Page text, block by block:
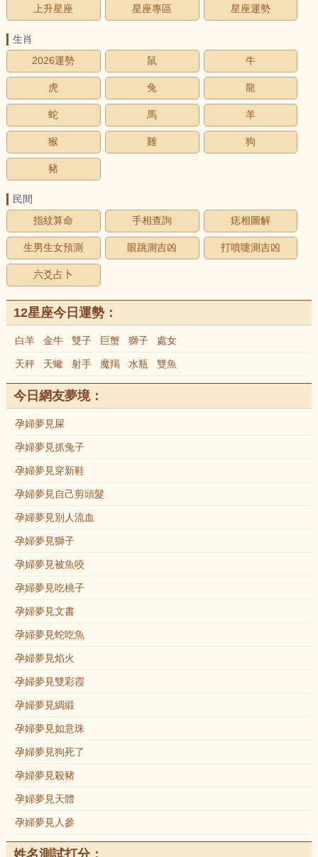
上升星座 星座專區 星座運勢
生肖
2026運勢
鼠 牛
虎 兔 龍
蛇 馬 羊
猴 雞 狗
豬
民間
指紋算命
手相查詢 痣相圖解
生男生女預測 眼跳測吉凶 打噴嚏測吉凶
六爻占卜
12星座今日運勢：
白羊 金牛 雙子 巨蟹 獅子 處女
天秤 天蠍 射手 魔羯 水瓶 雙魚
今日網友夢境：
孕婦夢見屎
孕婦夢見抓兔子
孕婦夢見穿新鞋
孕婦夢見自己剪頭髮
孕婦夢見別人流血
孕婦夢見獅子
孕婦夢見被魚咬
孕婦夢見吃桃子
孕婦夢見文書
孕婦夢見蛇吃魚
孕婦夢見焰火
孕婦夢見雙彩霞
孕婦夢見綢緞
孕婦夢見如意珠
孕婦夢見狗死了
孕婦夢見殺豬
孕婦夢見天體
孕婦夢見人參
姓名測試打分：